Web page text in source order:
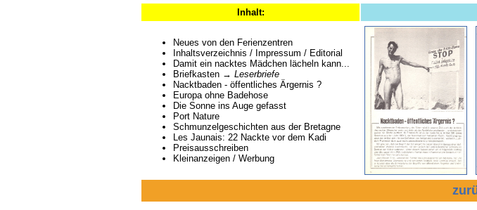
Inhalt:
Neues von den Ferienzentren
Inhaltsverzeichnis / Impressum / Editorial
Damit ein nacktes Mädchen lächeln kann...
Briefkasten → Leserbriefe
Nacktbaden - öffentliches Ärgernis ?
Europa ohne Badehose
Die Sonne ins Auge gefasst
Port Nature
Schmunzelgeschichten aus der Bretagne
Les Jaunais: 22 Nackte vor dem Kadi
Preisausschreiben
Kleinanzeigen / Werbung